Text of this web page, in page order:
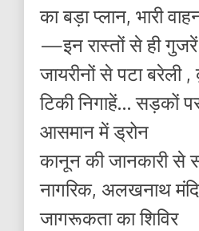
का बड़ा प्लान, भारी
—इन रास्तों से ही गुजरें
जायरीनों से पटा बरेली
टिकी निगाहें… सड़कों
आसमान में ड्रोन
कानून की जानकारी से
नागरिक, अलखनाथ
जागरूकता का शिविर